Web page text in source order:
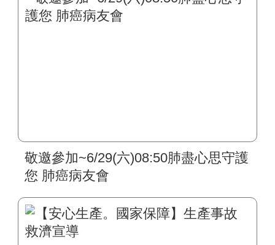
敬邀參加~6/29(六)08:50肺盡心思守護
您 肺癌病友會